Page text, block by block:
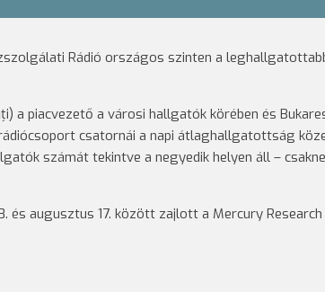
Rádió országos szinten a
a piacvezető a városi hallgatók körében és
csatornái a napi átlaghallgatottság
számát tekintve a negyedik helyen áll –
augusztus 17. között zajlott a Mercury Research